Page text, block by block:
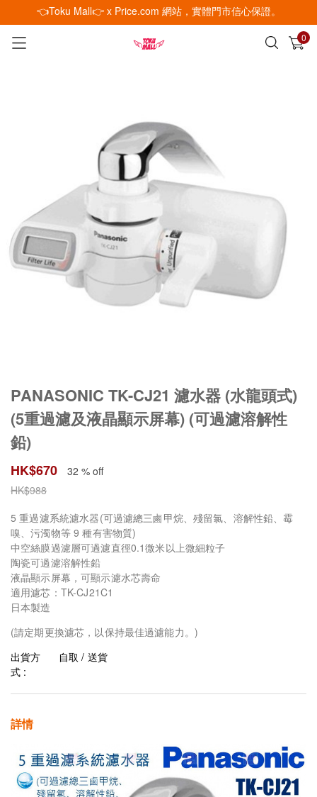
👈Toku Mall👉 x Price.com 網站，實體門市信心保證。
0
已加入購物車 查看
PANASONIC TK-CJ21 濾水器 (水龍頭式)
(5重過濾及液晶顯示屏幕) (可過濾溶解性
鉛)
HK$670
32 % off
HK$988
5 重過濾系統濾水器(可過濾總三鹵甲烷、殘留氯、溶解性鉛、霉
嗅、污濁物等 9 種有害物質)
中空絲膜過濾層可過濾直徑0.1微米以上微細粒子
陶瓷可過濾溶解性鉛
液晶顯示屏幕，可顯示濾水芯壽命
適用濾芯：TK-CJ21C1
日本製造
(請定期更換濾芯，以保持最佳過濾能力。)
出貨方
式 :
自取 / 送貨
詳情